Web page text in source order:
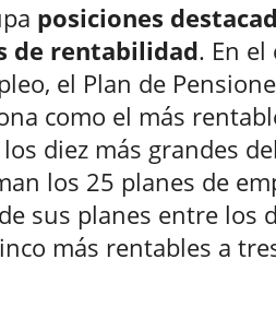
posiciones
de rentabilidad. En el
el Plan de
como el más
diez más grandes
los 25 planes de
sus planes entre los
más rentables a